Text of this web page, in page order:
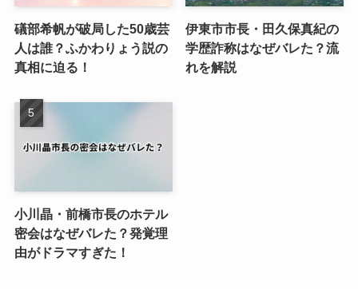
礒部希帆が破局した50歳芸
人は誰？ふかわりょう説の
真相に迫る！
伊東市市長・田久保真紀の
学歴詐称はなぜバレた？流
れを解説
小川晶・前橋市長のホテル
密会はなぜバレた？発覚理
由がドラマすぎた！